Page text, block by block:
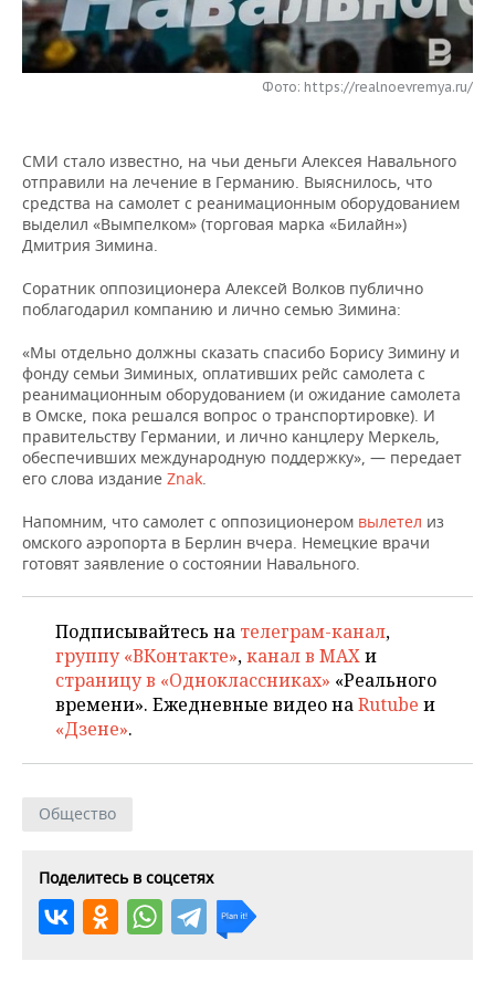
НЕФТЕХИМИЯ
НЕФТЬ
ЭНЕРГЕТИКА
РОЗНИЧНАЯ ТОРГОВЛЯ
НОВОСТИ ТЕХНОЛОГИЙ
ТЕЛЕКОММУНИКАЦИИ
МЕРОПРИЯТИЯ
БИЗНЕС-БРАНЧИ
ONLINE-КОНФЕРЕНЦИИ
ОТКРЫТАЯ ЛЕКЦИЯ
ФУТБОЛ
ХОККЕЙ
БАСКЕТБОЛ
ВОЛЕЙБОЛ
КИБЕРСПОРТ
ФИГУРНОЕ КАТАНИЕ
ХОККЕЙ С МЯЧОМ
НОВОСТИ ОБЩЕСТВА
ВЛАСТЬ
ИНФРАСТРУКТУРА
ИСТОРИЯ
КУЛЬТУРА
МЕДИЦИНА
ПРОИСШЕСТВИЯ
ФОТОГАЛЕРЕЯ
СЮЖЕТЫ
СПРАВОЧНИК
СПИСОК ПЕРСОН
СПИСОК КОМПАНИЙ
ПОЛНАЯ ВЕРСИЯ
Фото: https://realnoevremya.ru/
СМИ стало известно, на чьи деньги Алексея Навального
отправили на лечение в Германию. Выяснилось, что
средства на самолет с реанимационным оборудованием
выделил «Вымпелком» (торговая марка «Билайн»)
Дмитрия Зимина.
Соратник оппозиционера Алексей Волков публично
поблагодарил компанию и лично семью Зимина:
«Мы отдельно должны сказать спасибо Борису Зимину и
фонду семьи Зиминых, оплативших рейс самолета с
реанимационным оборудованием (и ожидание самолета
в Омске, пока решался вопрос о транспортировке). И
правительству Германии, и лично канцлеру Меркель,
обеспечивших международную поддержку», — передает
его слова издание Znak.
Напомним, что самолет с оппозиционером вылетел из
омского аэропорта в Берлин вчера. Немецкие врачи
готовят заявление о состоянии Навального.
Подписывайтесь на телеграм-канал,
группу «ВКонтакте»,канал в MAXи
страницу в «Одноклассниках» «Реального
времени». Ежедневные видео наRutube и
«Дзене».
Общество
Поделитесь в соцсетях